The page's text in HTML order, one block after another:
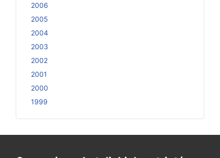
2006
2005
2004
2003
2002
2001
2000
1999